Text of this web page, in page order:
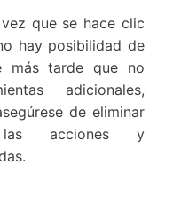
que se hace clic
hay posibilidad de
más tarde que no
adicionales,
de eliminar
las acciones y